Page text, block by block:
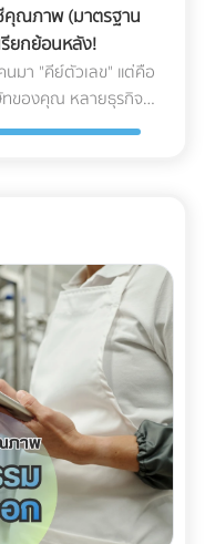
คุณภาพ (มาตรฐาน
รียกย้อนหลัง!
นมา "คีย์ตัวเลข" แต่คือ
ของคุณ หลายธุรกิจ
พราะการจัดการบัญชีที่